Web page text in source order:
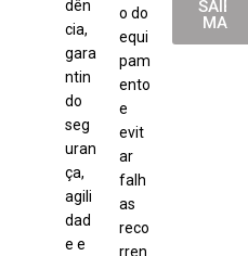
dên
cia,
gara
ntin
do
seg
uran
ça,
agili
dad
e e
o do
equi
pam
ento
e
evit
ar
falh
as
reco
rren
SAIBA
MAIS